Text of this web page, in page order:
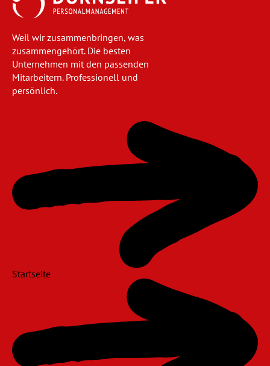
Weil wir zusammenbringen, was
zusammengehört. Die besten
Unternehmen mit den passenden
Mitarbeitern. Professionell und
persönlich.
Startseite